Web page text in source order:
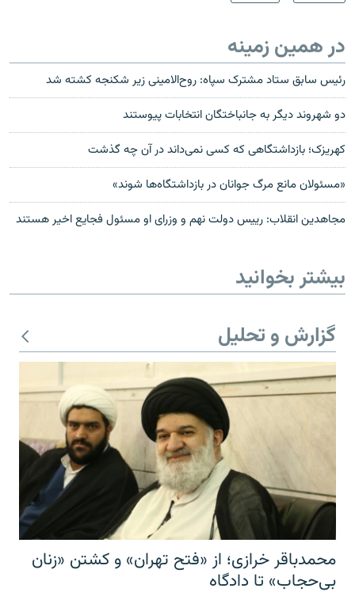
در همین زمینه
رئیس سابق ستاد مشترک سپاه: روح‌الامینی زیر شکنجه کشته شد
دو شهروند دیگر به جانباختگان انتخابات پیوستند
کهریزک؛ بازداشتگاهی که کسی نمی‌داند در آن چه گذشت
«مسئولان مانع مرگ جوانان در بازداشتگاه‌ها شوند»
مجاهدین انقلاب: رییس دولت نهم و وزرای او مسئول فجایع‌ اخیر هستند
بیشتر بخوانید
گزارش و تحلیل
محمدباقر خرازی؛ از «فتح تهران» و کشتن «زنان
بی‌حجاب» تا دادگاه